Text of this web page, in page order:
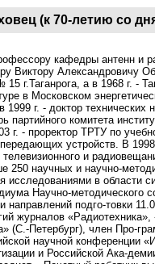
(к 70-летию со
кафедры антенн и
Виктору Александровичу
а в 1968 г. -
в Московском
в 1999 г. - доктор
партийного комитета
г. - проректор ТРТУ по
устройств. В 1998
и
250 научных и научно-
в области
Научно-методического
направлений подго-товки
журналов
(С.-Петербург), член Про-
научной конференции
и Российской Ака-